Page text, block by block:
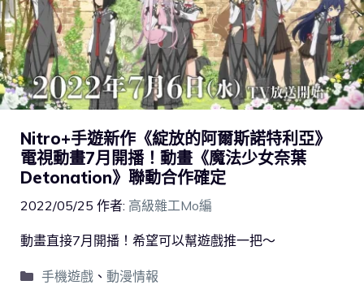
Nitro+手遊新作《綻放的阿爾斯諾特利亞》
電視動畫7月開播！動畫《魔法少女奈葉
Detonation》聯動合作確定
2022/05/25 作者: 高級雜工Mo編
動畫直接7月開播！希望可以幫遊戲推一把～
手機遊戲、 動漫情報